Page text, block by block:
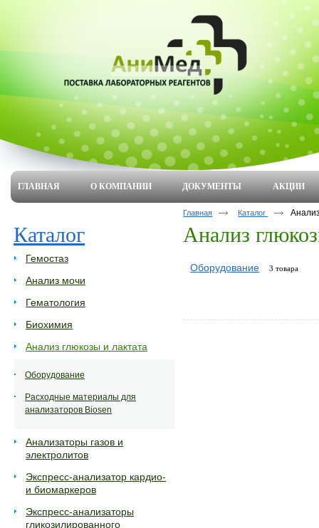
ГЛАВНАЯ О КОМПАНИИ ДОКУМЕНТЫ АКЦИИ
Каталог
Гемостаз
Анализ мочи
Гематология
Биохимия
Анализ глюкозы и лактата
Оборудование
Расходные материалы для
анализаторов Biosen
Анализаторы газов и
электролитов
Экспресс-анализатор кардио-
и биомаркеров
Экспресс-анализаторы
гликозилированного
Главная Каталог
Анализ
Оборудование 3 товара